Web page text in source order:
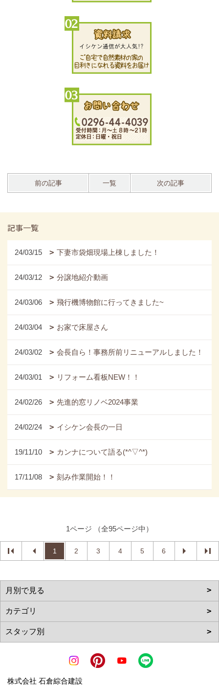
前の記事 一覧 次の記事
記事一覧
24/03/15 下妻市袋畑現場上棟しました！
24/03/12 分譲地紹介動画
24/03/06 飛行機博物館に行ってきました~
24/03/04 お家で床屋さん
24/03/02 会長自ら！事務所前リニューアルしました！
24/03/01 リフォーム看板NEW！！
24/02/26 先進的窓リノベ2024事業
24/02/24 イシケン会長の一日
19/11/10 カンナについて語る(*^▽^*)
17/11/08 刻み作業開始！！
1ページ （全95ページ中）
1 2 3 4 5 6
株式会社 石倉綜合建設